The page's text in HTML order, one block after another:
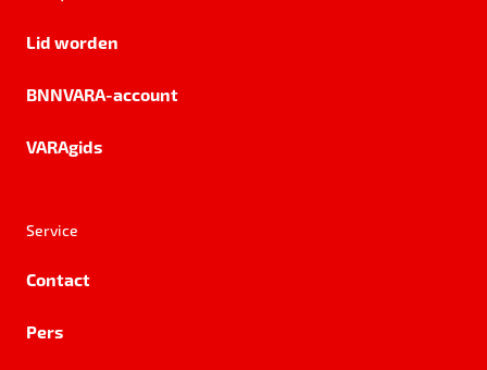
Lid worden
BNNVARA-account
VARAgids
Service
Contact
Pers